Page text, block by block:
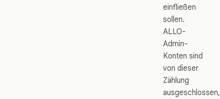
einfließen
sollen.
ALLO-
Admin-
Konten sind
von dieser
Zählung
ausgeschlossen,